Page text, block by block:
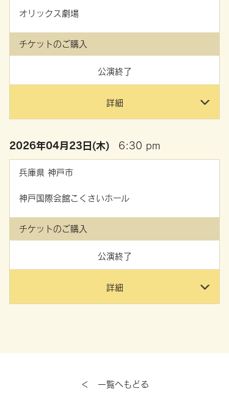
オリックス劇場
チケットのご購入
公演終了
詳細
2026年04月23日(木) 6:30 pm
兵庫県 神戸市
神戸国際会館こくさいホール
チケットのご購入
公演終了
詳細
＜ 一覧へもどる